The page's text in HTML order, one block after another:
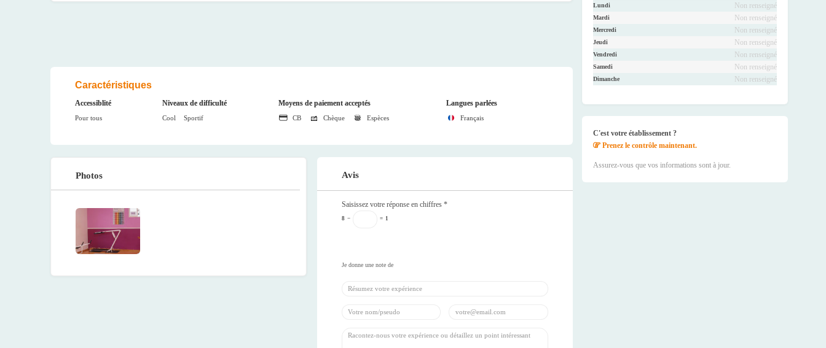
Caractéristiques
Accessiblité
Pour tous
Niveaux de difficulté
Cool Sportif
Moyens de paiement acceptés
CB Chèque Espèces
Langues parlées
Français
Photos Avis
Saisissez votre réponse en chiffres*
8 − = 1
Lundi Non renseigné
Mardi Non renseigné
Mercredi Non renseigné
Jeudi Non renseigné
Vendredi Non renseigné
Samedi Non renseigné
Dimanche Non renseigné
C'est votre établissement ?
Prenez le contrôle maintenant.
Assurez-vous que vos informations sont à jour.